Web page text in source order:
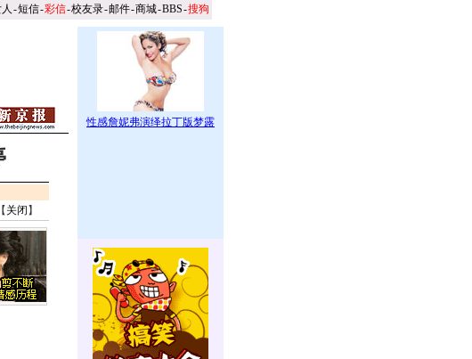
-短信-彩信-校友录-邮件-商城-BBS-搜狗
关闭 】